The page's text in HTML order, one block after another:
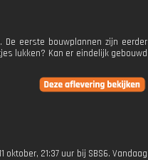
eerste bouwplannen zijn eerder
lukken? Kan er eindelijk gebouwd
21:37 uur bij SBS6. Vandaag